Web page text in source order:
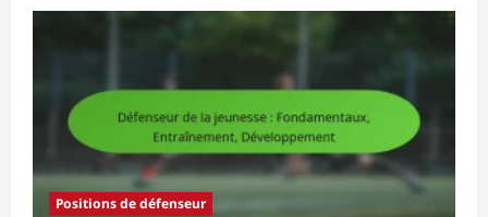
Gardien
Entraînement,
Technique
Positions de défenseur